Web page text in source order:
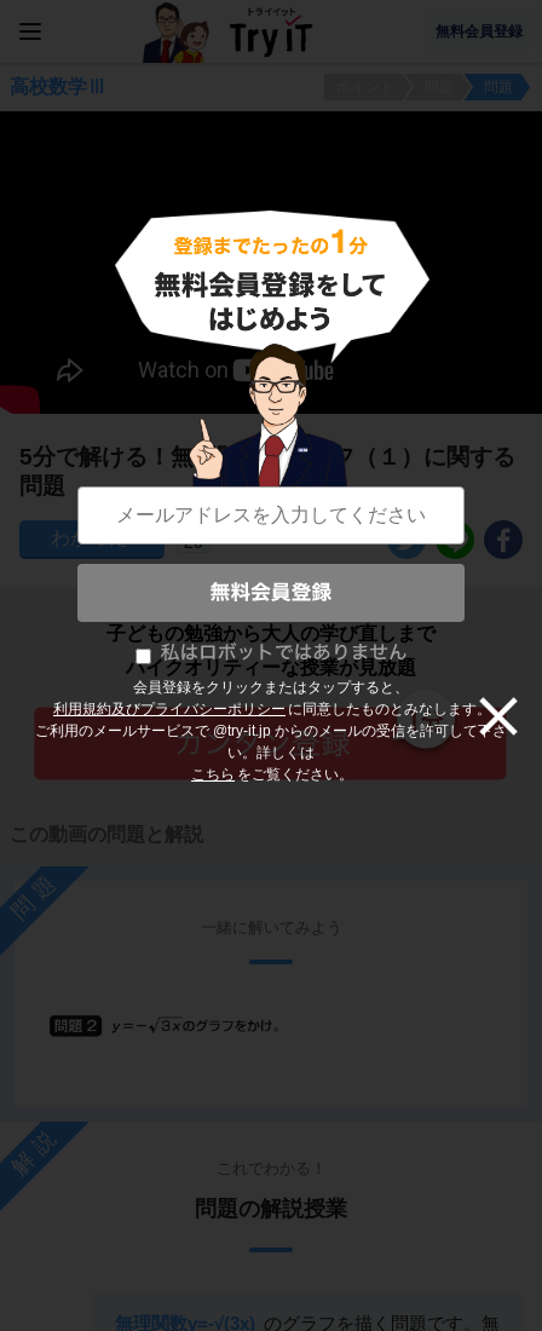
無料会員登録
会員登録をクリックまたはタップすると、
利用規約及びプライバシーポリシーに同意したものとみなします。
ご利用のメールサービスで @try-it.jp からのメールの受信を許可して下さ
い。詳しくは
こちら をご覧ください。
高校数学Ⅲ 問題
5分で解ける！無理関数のグラフ（１）に関する
問題
20
子どもの勉強から大人の学び直しまで
ハイクオリティーな授業が見放題
この動画の問題と解説
問題
一緒に解いてみよう
解説 これでわかる！
問題の解説授業
無理関数y=-√(3x) のグラフを描く問題です。無